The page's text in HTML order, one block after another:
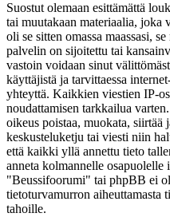
Suostut olemaan esittämättä
tai muutakaan materiaalia, joka
oli se sitten omassa maassasi,
palvelin on sijoitettu tai
vastoin voidaan sinut
käyttäjistä ja tarvittaessa
yhteyttä. Kaikkien viestien IP-
noudattamisen tarkkailua
oikeus poistaa, muokata, siirtää
keskusteluketju tai viesti niin
että kaikki yllä annettu tieto
anneta kolmannelle osapuolelle
"Beussifoorumi" tai phpBB ei
tietoturvamurron aiheuttamasta
tahoille.